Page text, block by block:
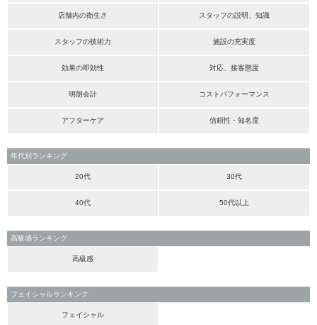
店舗内の衛生さ スタッフの説明、知識
スタッフの技術力 施設の充実度
効果の即効性 対応、接客態度
明朗会計 コストパフォーマンス
アフターケア 信頼性・知名度
年代別ランキング
20代 30代
40代 50代以上
高級感ランキング
高級感
フェイシャルランキング
フェイシャル